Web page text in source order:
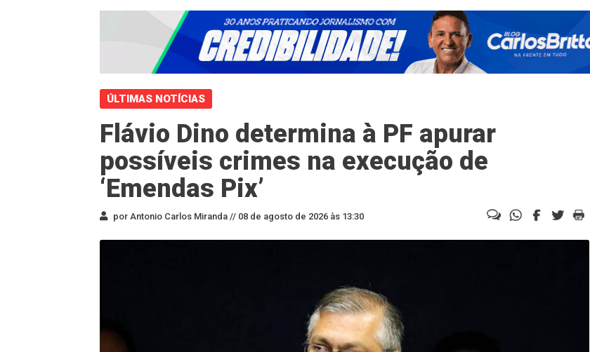
ÚLTIMAS NOTÍCIAS
Flávio Dino determina à PF apurar
possíveis crimes na execução de
‘Emendas Pix’
por Antonio Carlos Miranda // 08 de agosto de 2026 às 13:30